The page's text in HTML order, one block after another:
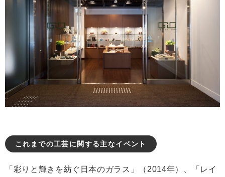
これまでの工芸に関する主なイベント
「彩りと輝きを紡ぐ日本のガラス」（2014年）、「レイ